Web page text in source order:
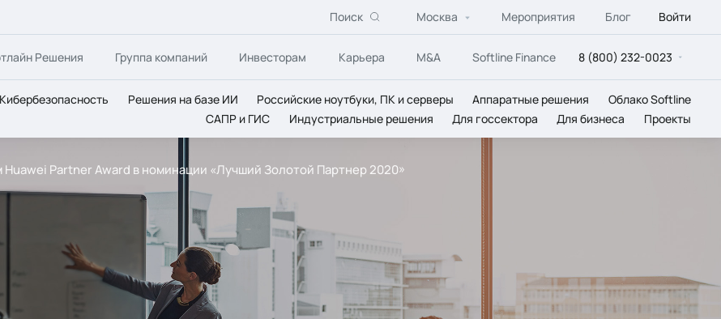
Поиск Москва Мероприятия Блог Войти
Решения Группа компаний Инвесторам Карьера M&A Softline Finance 8 (800) 232-0023
Кибербезопасность Решения на базе ИИ Российские ноутбуки, ПК и серверы Аппаратные решения
Облако Softline
САПР и ГИС
Индустриальные решения Для госсектора Для бизнеса Проекты
Partner Award в номинации «Лучший Золотой Партнер 2020»